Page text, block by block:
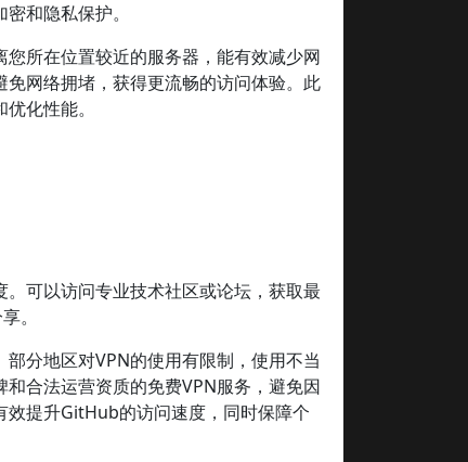
和隐私保护。
所在位置较近的服务器，能有效减少网
网络拥堵，获得更流畅的访问体验。此
化性能。
可以访问专业技术社区或论坛，获取最
。
分地区对VPN的使用有限制，使用不当
合法运营资质的免费VPN服务，避免因
提升GitHub的访问速度，同时保障个